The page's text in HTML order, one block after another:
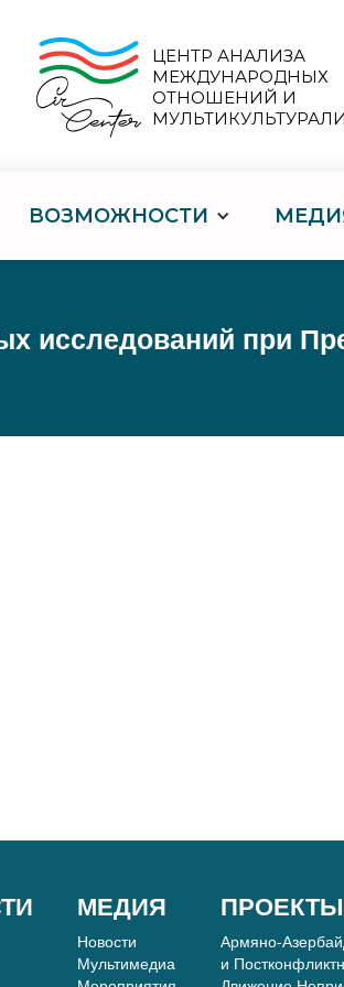
ЦЕНТР АНАЛИЗА
МЕЖДУНАРОДНЫХ
ОТНОШЕНИЙ И
ВОЗМОЖНОСТИ
исследований при
МЕДИЯ
Новости
Мультимедиа
ПРОЕКТЫ
Армяно-
и